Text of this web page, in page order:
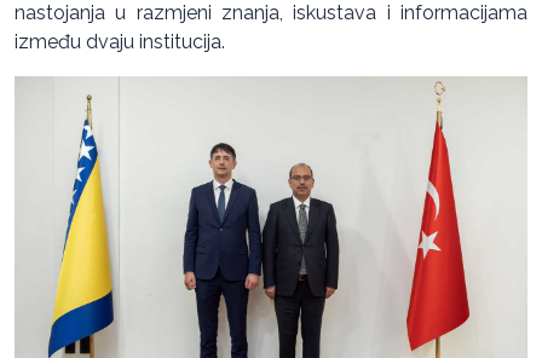
nastojanja u razmjeni znanja, iskustava i informacijama
između dvaju institucija.